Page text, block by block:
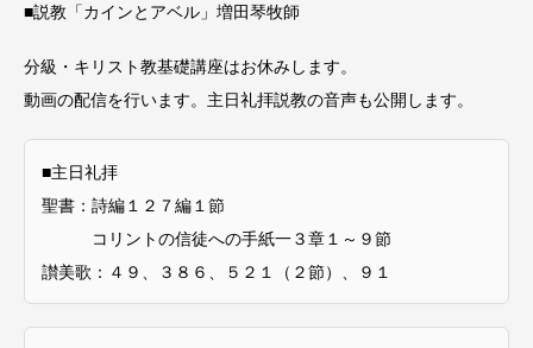
■説教「カインとアベル」増田琴牧師
分級・キリスト教基礎講座はお休みします。
動画の配信を行います。主日礼拝説教の音声も公開します。
■主日礼拝
聖書：詩編１２７編１節
コリントの信徒への手紙一３章１～９節
讃美歌：４９、３８６、５２１（２節）、９１